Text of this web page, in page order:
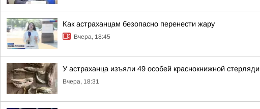
Как астраханцам безопасно перенести жару
Вчера, 18:45
У астраханца изъяли 49 особей краснокнижной стерляди
Вчера, 18:31